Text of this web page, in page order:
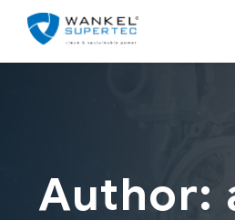
Author: